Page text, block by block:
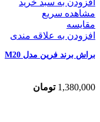
مشاهده سریع
مقایسه
افزودن به علاقه مندی
براش برند فرین مدل M20
1,380,000 تومان